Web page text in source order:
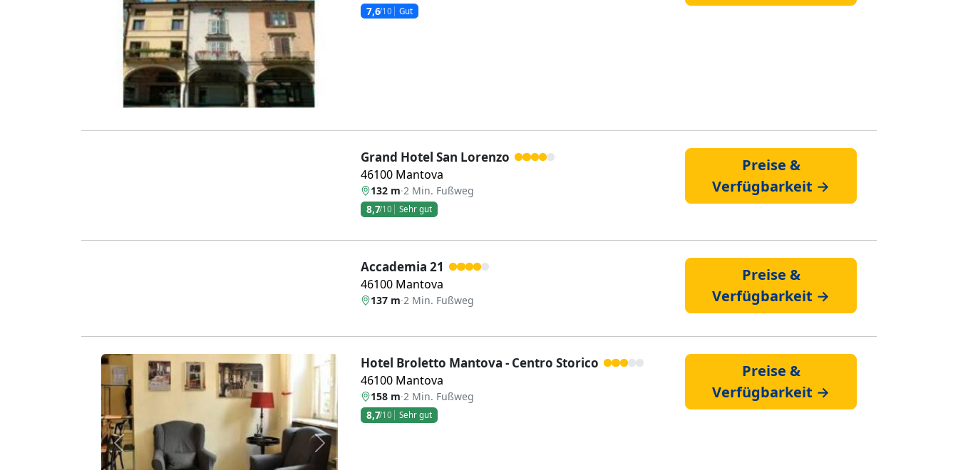
Zurück
7,6/10 Gut
Grand Hotel San Lorenzo
46100 Mantova
132 m·2 Min. Fußweg
8,7/10 Sehr gut
Preise &
Verfügbarkeit →
Accademia 21
46100 Mantova
137 m·2 Min. Fußweg
Preise &
Verfügbarkeit →
Zurück Weiter
Hotel Broletto Mantova - Centro Storico
46100 Mantova
158 m·2 Min. Fußweg
8,7/10 Sehr gut
Preise &
Verfügbarkeit →